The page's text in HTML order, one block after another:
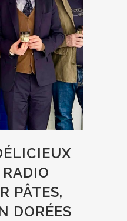
PÂTES,
DORÉES